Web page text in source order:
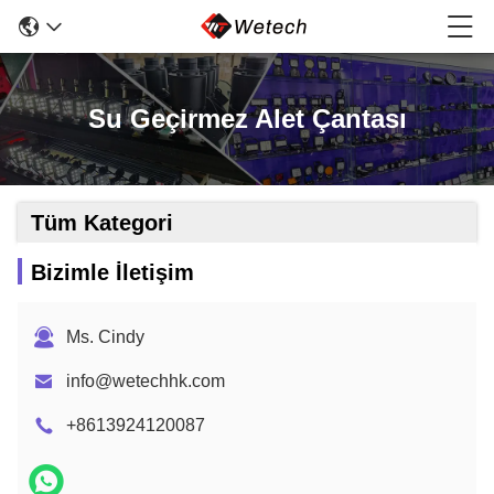
Su Geçirmez Alet Çantası
Tüm Kategori
Bizimle İletişim
Ms. Cindy
info@wetechhk.com
+8613924120087